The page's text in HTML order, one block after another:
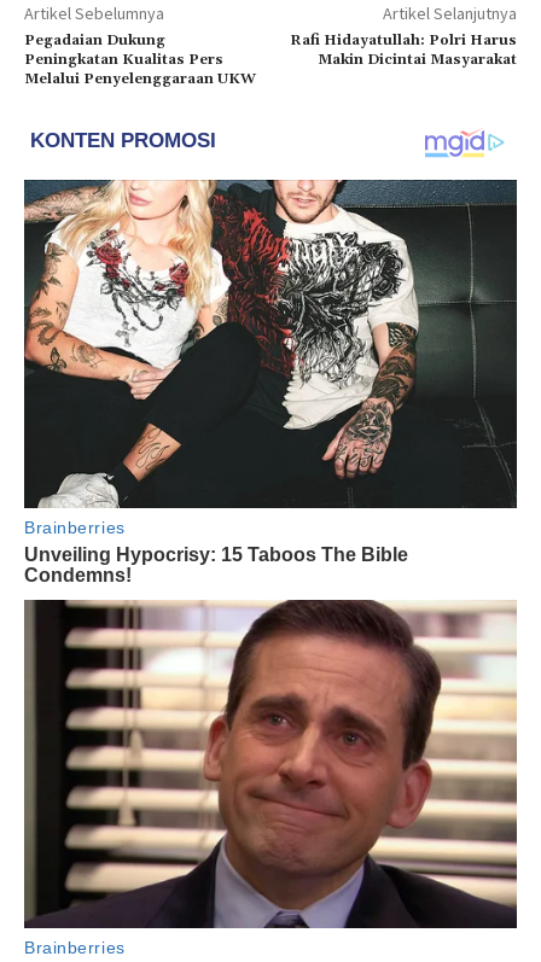
Artikel Sebelumnya
Pegadaian Dukung
Peningkatan Kualitas Pers
Melalui Penyelenggaraan UKW
Artikel Selanjutnya
Rafi Hidayatullah: Polri Harus
Makin Dicintai Masyarakat